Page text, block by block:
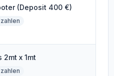
(Deposit 400 €)
x 1mt